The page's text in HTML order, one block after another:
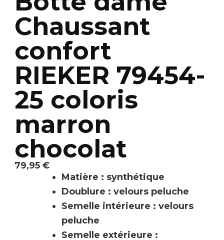
Chaussant
confort
RIEKER 79454-
25 coloris
marron
chocolat
79,95 €
Matière : synthétique
Doublure : velours peluche
Semelle intérieure : velours
peluche
Semelle extérieure :